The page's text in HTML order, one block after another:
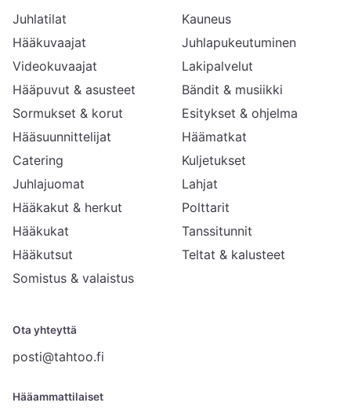
Ota yhteyttä
posti@tahtoo.fi
Hääammattilaiset
Juhlatilat
Hääkuvaajat
Videokuvaajat
Hääpuvut & asusteet
Sormukset & korut
Hääsuunnittelijat
Catering
Juhlajuomat
Hääkakut & herkut
Hääkukat
Hääkutsut
Somistus & valaistus
Kauneus
Juhlapukeutuminen
Lakipalvelut
Bändit & musiikki
Esitykset & ohjelma
Häämatkat
Kuljetukset
Lahjat
Polttarit
Tanssitunnit
Teltat & kalusteet